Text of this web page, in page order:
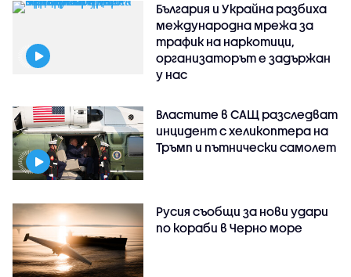
България и Украйна разбиха
международна мрежа за
трафик на наркотици,
организаторът е задържан
у нас
Властите в САЩ разследват
инцидент с хеликоптера на
Тръмп и пътнически самолет
Русия съобщи за нови удари
по кораби в Черно море